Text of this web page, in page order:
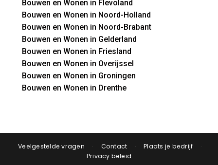
Bouwen en Wonen in Flevoland
Bouwen en Wonen in Noord-Holland
Bouwen en Wonen in Noord-Brabant
Bouwen en Wonen in Gelderland
Bouwen en Wonen in Friesland
Bouwen en Wonen in Overijssel
Bouwen en Wonen in Groningen
Bouwen en Wonen in Drenthe
Veelgestelde vragen · Contact · Plaats je bedrijf
·
Privacy beleid